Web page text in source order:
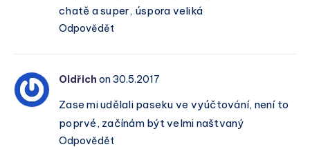
chatě a super, úspora veliká
Odpovědět
Oldřich on 30.5.2017
Zase mi udělali paseku ve vyúčtování, není to
poprvé, začínám být velmi naštvaný
Odpovědět